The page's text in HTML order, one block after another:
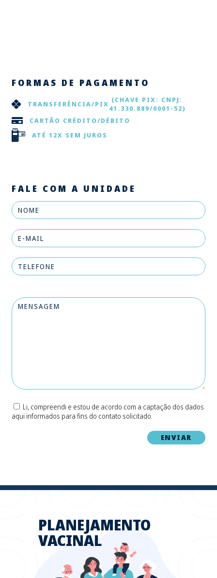
FORMAS DE PAGAMENTO
TRANSFERÊNCIA/PIX (CHAVE PIX: CNPJ:
41.330.889/0001-52)
CARTÃO CRÉDITO/DÉBITO
ATÉ 12X SEM JUROS
FALE COM A UNIDADE
Li, compreendi e estou de acordo com a captação dos dados
aqui informados para fins do contato solicitado.
PLANEJAMENTO
VACINAL